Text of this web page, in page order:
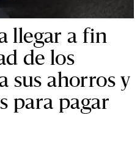
llegar a fin
de los
sus ahorros y
para pagar